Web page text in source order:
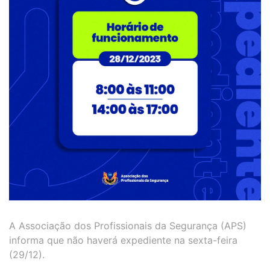
A Associação dos Profissionais da Segurança (APS)
informa que não haverá expediente na sexta-feira
(29/12).